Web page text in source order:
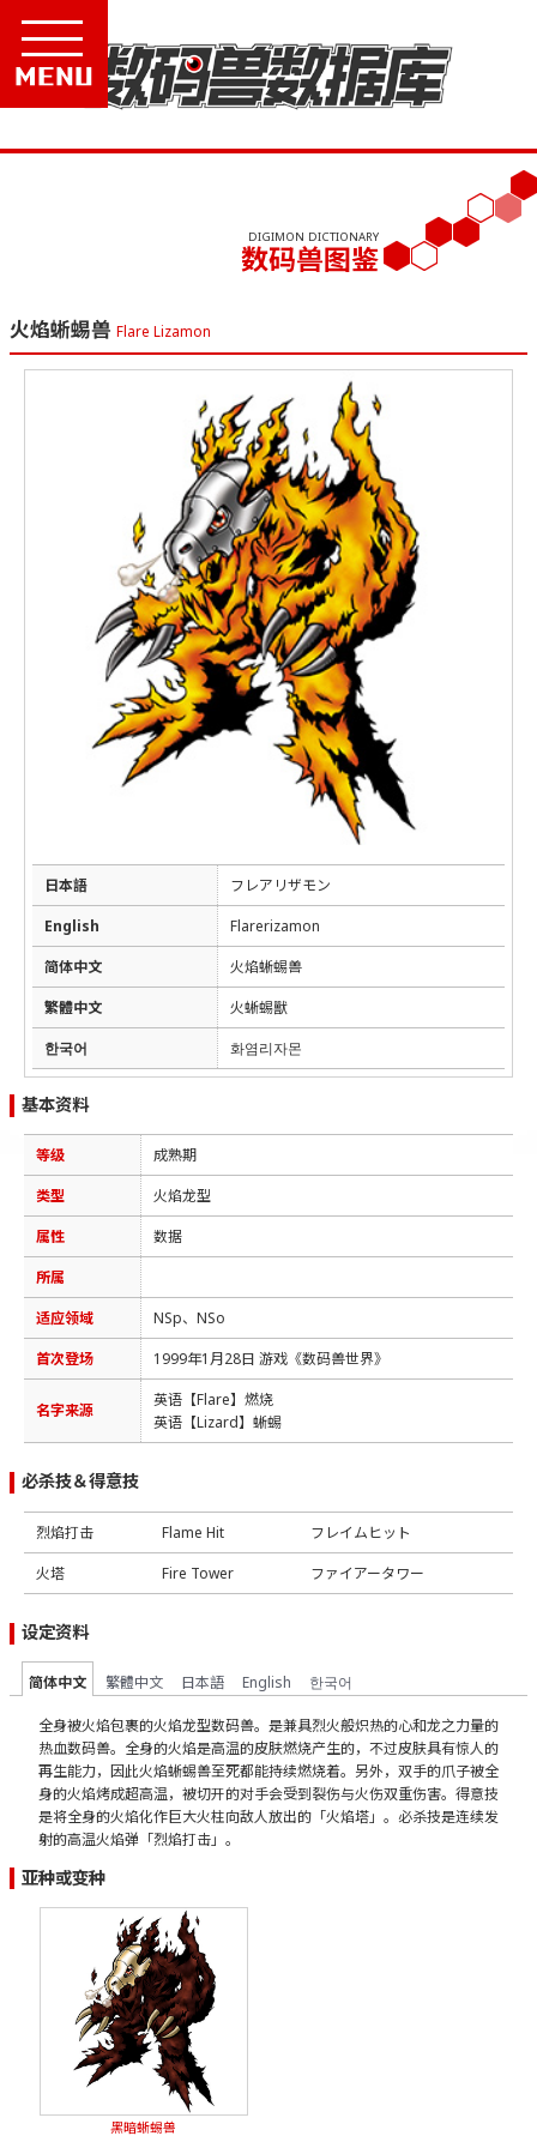
DIGIMON DICTIONARY
数码兽图鉴
火焰蜥蜴兽 Flare Lizamon
日本語
フレアリザモン
English
Flarerizamon
简体中文
火焰蜥蜴兽
繁體中文
火蜥蜴獸
한국어
화염리자몬
基本资料
等级
成熟期
类型
火焰龙型
属性
数据
所属
适应领域
NSp、NSo
首次登场
1999年1月28日 游戏《数码兽世界》
名字来源
英语【Flare】燃烧
英语【Lizard】蜥蜴
必杀技＆得意技
烈焰打击 Flame Hit
フレイムヒット
火塔
Fire Tower ファイアータワー
设定资料
简体中文 繁體中文 日本語 English 한국어
全身被火焰包裹的火焰龙型数码兽。是兼具烈火般炽热的心和龙之力量的
热血数码兽。全身的火焰是高温的皮肤燃烧产生的，不过皮肤具有惊人的
再生能力，因此火焰蜥蜴兽至死都能持续燃烧着。另外，双手的爪子被全
身的火焰烤成超高温，被切开的对手会受到裂伤与火伤双重伤害。得意技
是将全身的火焰化作巨大火柱向敌人放出的「火焰塔」。必杀技是连续发
射的高温火焰弹「烈焰打击」。
亚种或变种
黑暗蜥蜴兽